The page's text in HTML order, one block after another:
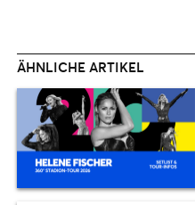
ÄHNLICHE ARTIKEL